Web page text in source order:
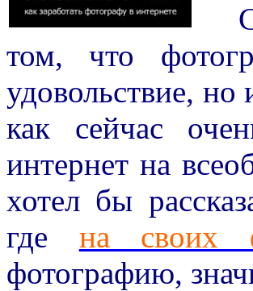
том, что
удовольствие, но
как сейчас
интернет на
хотел бы
где на своих
фотографию,